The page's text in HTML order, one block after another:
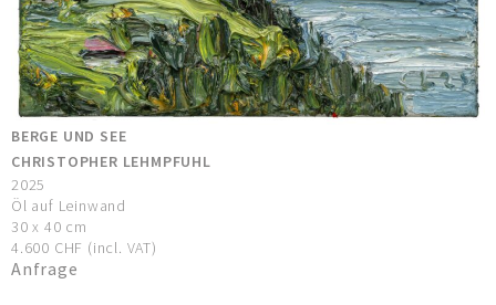
BERGE UND SEE
CHRISTOPHER LEHMPFUHL
2025
Öl auf Leinwand
30 x 40 cm
4.600 CHF (incl. VAT)
Anfrage